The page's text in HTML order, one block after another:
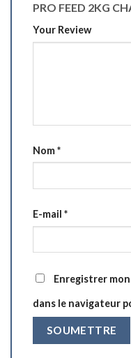
PRO FEED 2KG
Your Review
Nom*
E-mail *
Enregistrer
dans le navigateur